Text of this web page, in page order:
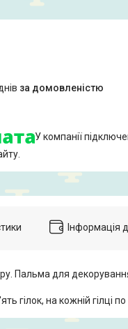
за домовленістю
У компанії
Інформація
Пальма для
гілок, на кожній гілці по